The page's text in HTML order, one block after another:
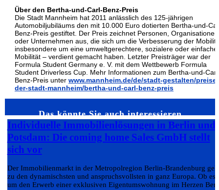
Über den Bertha-und-Carl-Benz-Preis
Die Stadt Mannheim hat 2011 anlässlich des 125-jährigen
Automobiljubiläums den mit 10.000 Euro dotierten Bertha-und-
Benz-Preis gestiftet. Der Preis zeichnet Personen, Organisationen
oder Unternehmen aus, die sich um die Verbesserung der
insbesondere um eine umweltgerechtere, sozialere oder
Mobilität – verdient gemacht haben. Letzter Preisträger war der
Formula Student Germany e. V. mit dem Wettbewerb Formula
Student Driverless Cup. Mehr Informationen zum Bertha-und-
Benz-Preis unter www.mannheim.de/de/stadt-gestalten/preise-
der-stadt-mannheim/bertha-und-carl-benz-preis
Das könnte Sie auch interessieren…
Individuelle Immobilienlösungen in Berlin und
Potsdam: Die coming home Sales GmbH stellt
sich vor
Der Immobilienmarkt in der Metropolregion Berlin-Brandenburg
zu den dynamischsten und anspruchsvollsten in ganz Europa. Ob es
um den Erwerb einer exklusiven Eigentumswohnung im Herzen